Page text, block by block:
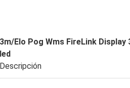
3m/Elo Pog Wms FireLink
led
Descripción